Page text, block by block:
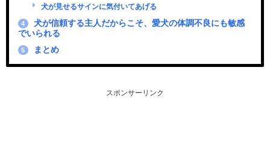
犬が見せるサインに気付いてあげる
4
犬が信頼する主人だからこそ、愛犬の体調不良にも敏感
でいられる
5 まとめ
スポンサーリンク